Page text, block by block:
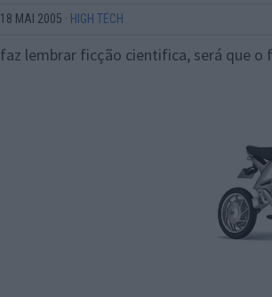
18 MAI 2005 · HIGH TECH
faz lembrar ficção cientifica, será que o